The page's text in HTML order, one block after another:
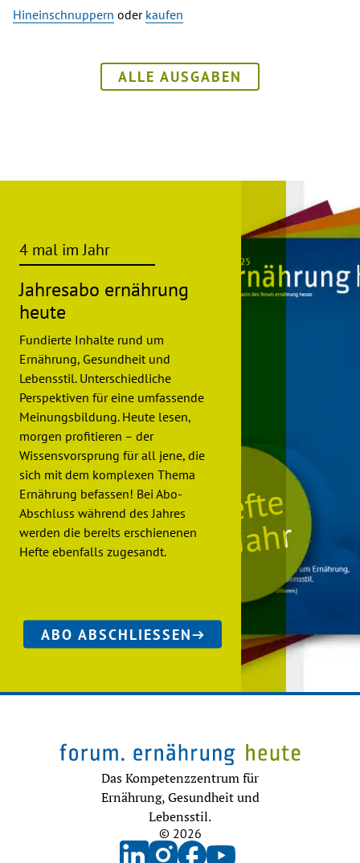
Hineinschnuppern oder kaufen
ALLE AUSGABEN
4 mal im Jahr
Jahresabo ernährung
heute
Fundierte Inhalte rund um
Ernährung, Gesundheit und
Lebensstil. Unterschiedliche
Perspektiven für eine umfassende
Meinungsbildung. Heute lesen,
morgen profitieren – der
Wissensvorsprung für all jene, die
sich mit dem komplexen Thema
Ernährung befassen! Bei Abo-
Abschluss während des Jahres
werden die bereits erschienenen
Hefte ebenfalls zugesandt.
ABO ABSCHLIESSEN
Das Kompetenzzentrum für
Ernährung, Gesundheit und
Lebensstil.
© 2026